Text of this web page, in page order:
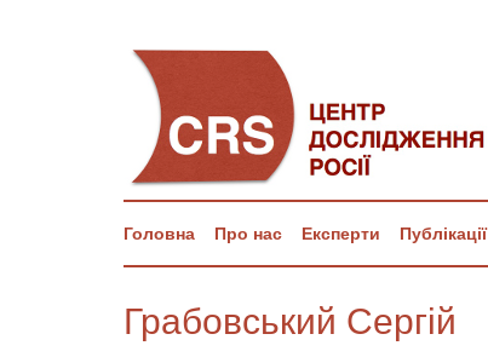
Головна Про нас Експерти Публікації
Грабовський Сергій